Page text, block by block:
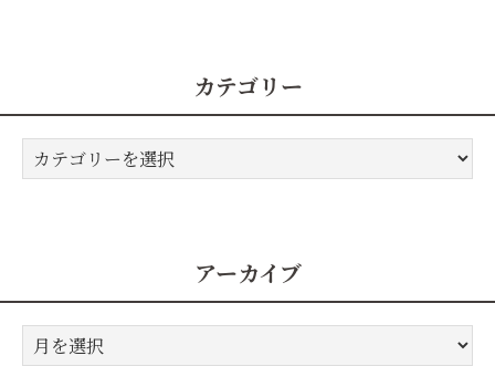
カテゴリー
カ
テ
アーカイブ